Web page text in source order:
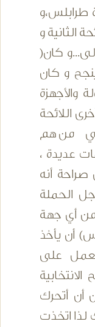
طرابلس،و
الثانية و
كان(
و كان
والأجهزة
اللائحة
من هم
عديدة ،
أنه
من أجل الحملة
من أي جهة
أن يأخذ
على
أن أتحرك
لذا اتخذت